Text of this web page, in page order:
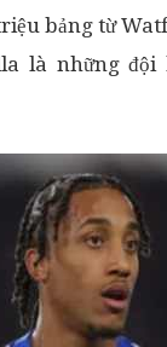
bảng từ
là những